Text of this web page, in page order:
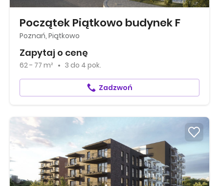
Początek Piątkowo budynek F
Poznań, Piątkowo
Zapytaj o cenę
62 - 77 m² 3 do 4 pok.
Zadzwoń